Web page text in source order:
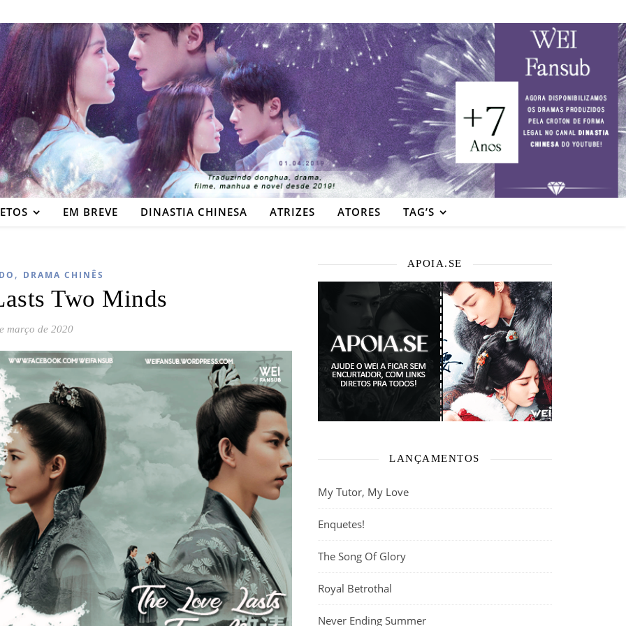
EM BREVE DINASTIA CHINESA ATRIZES ATORES TAG’S
, DRAMA CHINÊS
Two Minds
março de 2020
APOIA.SE
LANÇAMENTOS
My Tutor, My Love
Enquetes!
The Song Of Glory
Royal Betrothal
Never Ending Summer